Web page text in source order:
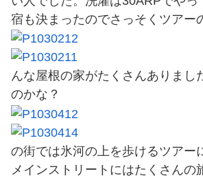
宿も決まったのでさっそくツアー
んな屋根の家がたくさんありまし
のかな？
の街では氷河の上を歩けるツアー
メインストリートにはたくさんの